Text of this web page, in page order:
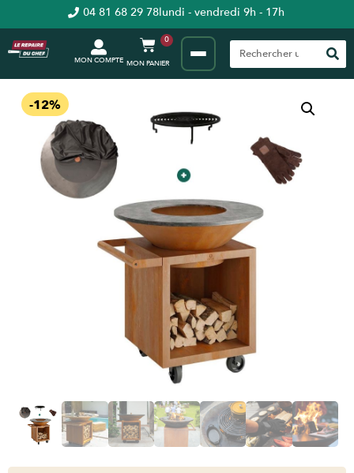
04 81 68 29 78lundi - vendredi 9h - 17h
MON COMPTE
0
-12%